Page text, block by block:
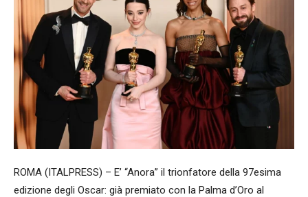
ROMA (ITALPRESS) – E’ “Anora” il trionfatore della 97esima
edizione degli Oscar: già premiato con la Palma d’Oro al